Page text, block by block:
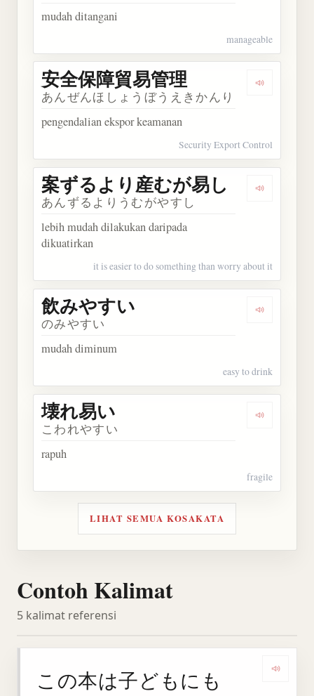
mudah ditangani
manageable
Dengarkan
安全保障貿易管理
あんぜんほしょうぼうえきかんり
pengendalian ekspor keamanan
Security Export Control
Dengarkan
案ずるより産むが易し
あんずるよりうむがやすし
lebih mudah dilakukan daripada
dikuatirkan
it is easier to do something than worry about it
Dengarkan
飲みやすい
のみやすい
mudah diminum
easy to drink
Dengarkan
壊れ易い
こわれやすい
rapuh
fragile
LIHAT SEMUA KOSAKATA
Contoh Kalimat
5 kalimat referensi
この本は子どもにも